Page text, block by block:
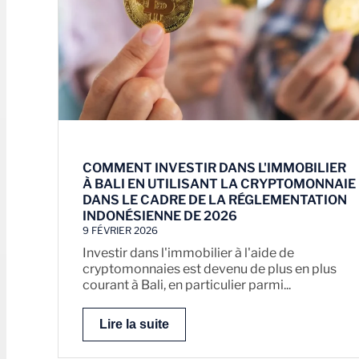
COMMENT INVESTIR DANS L'IMMOBILIER
À BALI EN UTILISANT LA CRYPTOMONNAIE
DANS LE CADRE DE LA RÉGLEMENTATION
INDONÉSIENNE DE 2026
9 FÉVRIER 2026
Investir dans l'immobilier à l'aide de
cryptomonnaies est devenu de plus en plus
courant à Bali, en particulier parmi...
Lire la suite